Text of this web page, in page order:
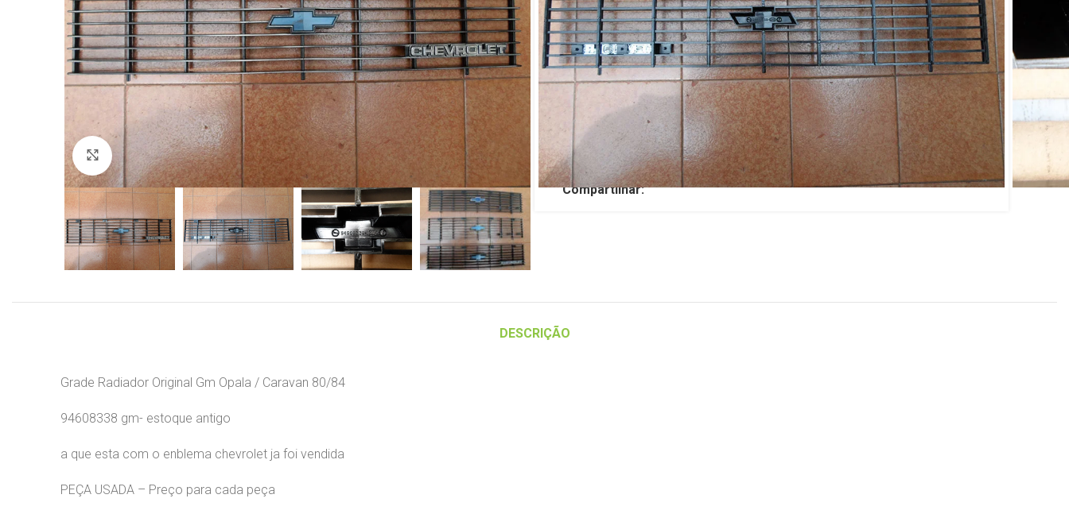
Click to enlarge
R$659,00
TENHO INTERESSE
SKU:
JP253
Categorias: GM, OPALA
Compartilhar:
DESCRIÇÃO
Grade Radiador Original Gm Opala / Caravan 80/84
94608338 gm- estoque antigo
a que esta com o enblema chevrolet ja foi vendida
PEÇA USADA – Preço para cada peça